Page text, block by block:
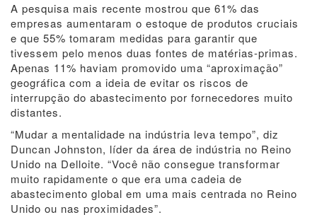
A pesquisa mais recente mostrou que 61% das
empresas aumentaram o estoque de produtos cruciais
e que 55% tomaram medidas para garantir que
tivessem pelo menos duas fontes de matérias-primas.
Apenas 11% haviam promovido uma “aproximação”
geográfica com a ideia de evitar os riscos de
interrupção do abastecimento por fornecedores muito
distantes.
“Mudar a mentalidade na indústria leva tempo”, diz
Duncan Johnston, líder da área de indústria no Reino
Unido na Delloite. “Você não consegue transformar
muito rapidamente o que era uma cadeia de
abastecimento global em uma mais centrada no Reino
Unido ou nas proximidades”.